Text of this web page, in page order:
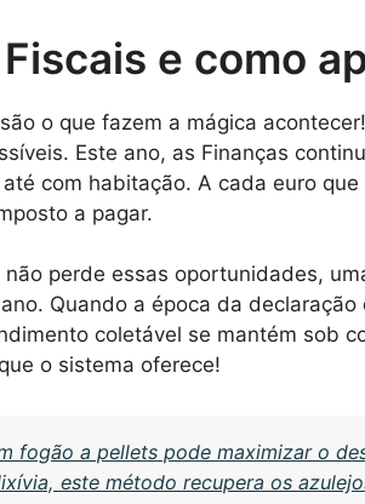
e como
são o que fazem a mágica
Este ano, as Finanças
com habitação. A cada euro
a pagar.
não perde essas oportunidades,
Quando a época da declaração
coletável se mantém sob
o sistema oferece!
fogão a pellets pode maximizar o
este método recupera os